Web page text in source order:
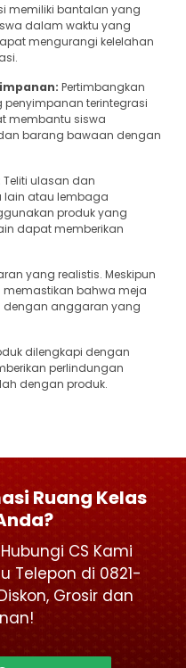
memiliki bantalan yang
dalam waktu yang
mengurangi kelelahan
Pertimbangkan
terintegrasi
membantu siswa
barang bawaan dengan
Teliti ulasan dan
lain atau lembaga
produk yang
dapat memberikan
yang realistis. Meskipun
memastikan bahwa meja
dengan anggaran yang
dilengkapi dengan
perlindungan
dengan produk.
Ruang Kelas
CS Kami
Telepon di 0821-
Grosir dan